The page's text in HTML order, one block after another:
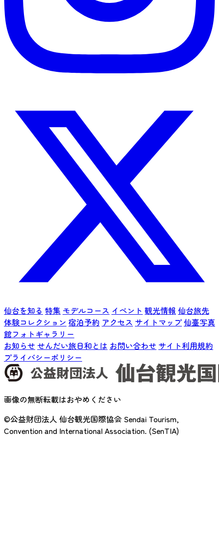
仙台を知る 特集 モデルコース イベント 観光情報 仙台旅先
体験コレクション 宿泊予約 アクセス サイトマップ仙臺写真
館フォトギャラリー
お知らせ せんだい旅日和とは お問い合わせ サイト利用規約
プライバシーポリシー
画像の無断転載はおやめください
©公益財団法人 仙台観光国際協会 Sendai Tourism,
Convention and International Association. (SenTIA)